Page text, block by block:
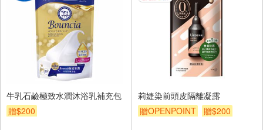
牛乳石鹼極致水潤沐浴乳補充包
贈$200
莉婕染前頭皮隔離凝露
贈OPENPOINT
贈$200